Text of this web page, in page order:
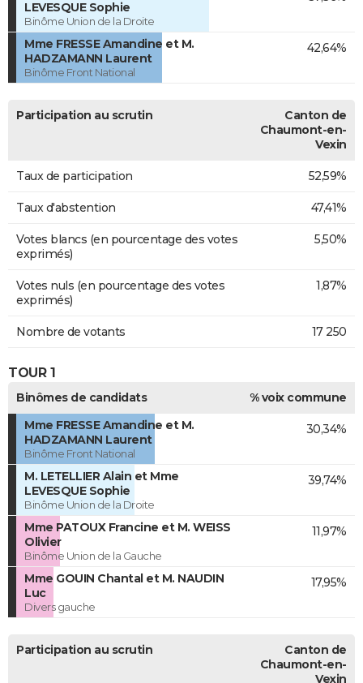
LEVESQUE Sophie
Binôme Union de la Droite
Mme FRESSE Amandine et M.
HADZAMANN Laurent
Binôme Front National
42,64%
Participation au scrutin
Canton de
Chaumont-en-
Vexin
Taux de participation 52,59%
Taux d'abstention 47,41%
Votes blancs (en pourcentage des votes
exprimés)
5,50%
Votes nuls (en pourcentage des votes
exprimés)
1,87%
Nombre de votants 17 250
TOUR 1
Binômes de candidats
% voix commune
Mme FRESSE Amandine et M.
HADZAMANN Laurent
Binôme Front National
30,34%
M. LETELLIER Alain et Mme
LEVESQUE Sophie
Binôme Union de la Droite
39,74%
Mme PATOUX Francine et M. WEISS
Olivier
Binôme Union de la Gauche
11,97%
Mme GOUIN Chantal et M. NAUDIN
Luc
Divers gauche
17,95%
Participation au scrutin
Canton de
Chaumont-en-
Vexin